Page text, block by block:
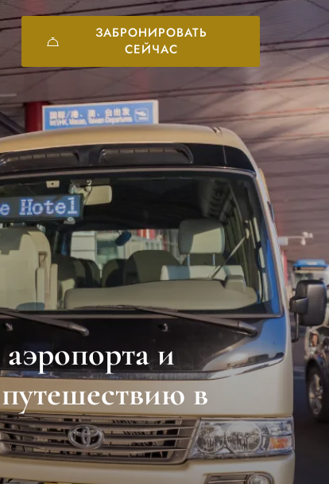
ЗАБРОНИРОВАТЬ
СЕЙЧАС
и
в